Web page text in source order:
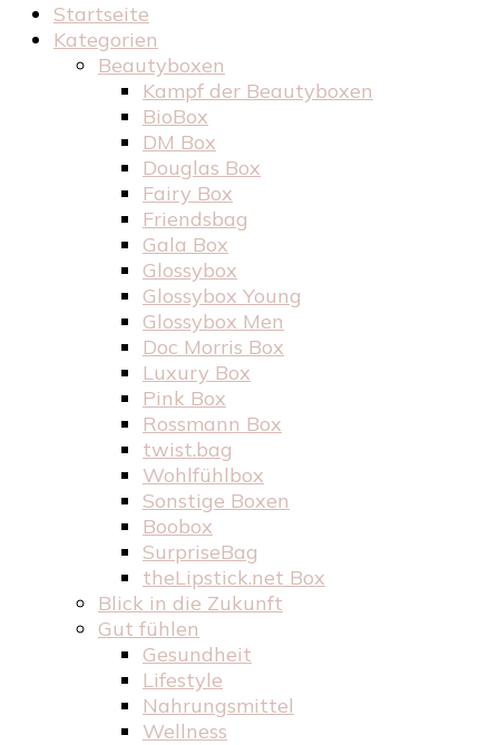
Startseite
Kategorien
Beautyboxen
Kampf der Beautyboxen
BioBox
DM Box
Douglas Box
Fairy Box
Friendsbag
Gala Box
Glossybox
Glossybox Young
Glossybox Men
Doc Morris Box
Luxury Box
Pink Box
Rossmann Box
twist.bag
Wohlfühlbox
Sonstige Boxen
Boobox
SurpriseBag
theLipstick.net Box
Blick in die Zukunft
Gut fühlen
Gesundheit
Lifestyle
Nahrungsmittel
Wellness